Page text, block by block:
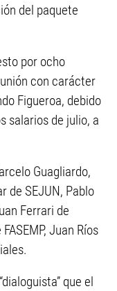
del paquete
por ocho
con carácter
Figueroa, debido
salarios de julio, a
Guagliardo,
de SEJUN, Pablo
Ferrari de
Juan Ríos
que el